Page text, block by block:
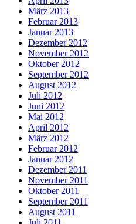
März 2013
Februar 2013
Januar 2013
Dezember 2012
November 2012
Oktober 2012
September 2012
August 2012
Juli 2012
Juni 2012
Mai 2012
April 2012
März 2012
Februar 2012
Januar 2012
Dezember 2011
November 2011
Oktober 2011
September 2011
August 2011